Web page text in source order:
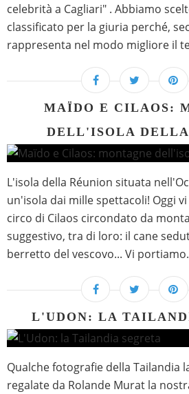
celebrità a Cagliari" . Abbiamo
classificato per la giuria perché,
rappresenta nel modo migliore il
MAÏDO E CILAOS:
DELL'ISOLA
L'isola della Réunion situata
un'isola dai mille spettacoli! Oggi
circo di Cilaos circondato da
suggestivo, tra di loro: il cane
berretto del vescovo... Vi
L'UDON: LA
Qualche fotografie della Tailandia
regalate da Rolande Murat la